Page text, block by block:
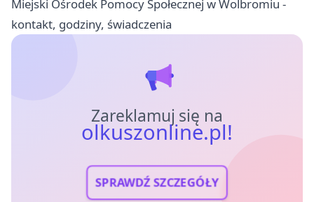
Miejski Ośrodek Pomocy Społecznej w Wolbromiu -
kontakt, godziny, świadczenia
Zareklamuj się na
olkuszonline.pl!
SPRAWDŹ SZCZEGÓŁY